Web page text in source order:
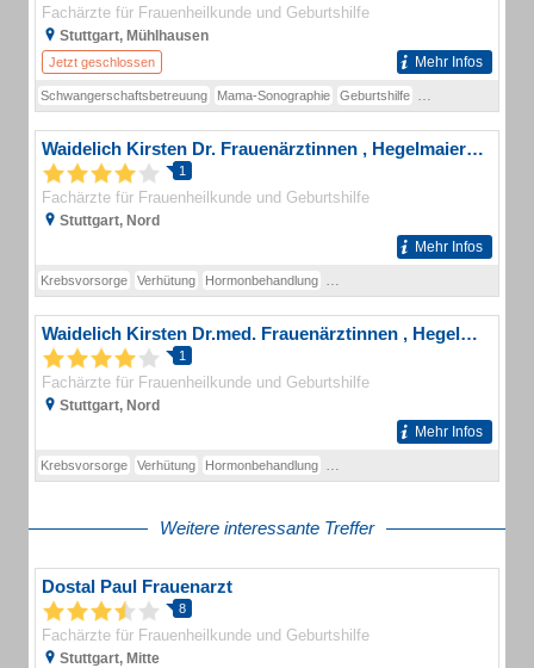
Fachärzte für Frauenheilkunde und Geburtshilfe
Stuttgart, Mühlhausen
Jetzt geschlossen Mehr Infos
Schwangerschaftsbetreuung Mama-Sonographie Geburtshilfe
Waidelich Kirsten Dr. Frauenärztinnen , Hegelmaier Ulrike Dr. Frauenärztinnen
1
Fachärzte für Frauenheilkunde und Geburtshilfe
Stuttgart, Nord
Mehr Infos
Krebsvorsorge Verhütung Hormonbehandlung
Waidelich Kirsten Dr.med. Frauenärztinnen , Hegelmaier Ulrike Dr.med. Frauenärztinnen
1
Fachärzte für Frauenheilkunde und Geburtshilfe
Stuttgart, Nord
Mehr Infos
Krebsvorsorge Verhütung Hormonbehandlung
Weitere interessante Treffer
Dostal Paul Frauenarzt
8
Fachärzte für Frauenheilkunde und Geburtshilfe
Stuttgart, Mitte